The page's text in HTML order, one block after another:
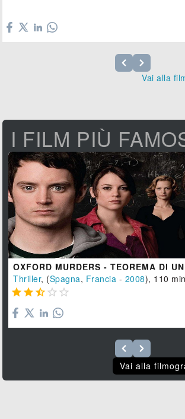
Vai alla
I FILM PIÙ
OXFORD MURDERS - TEOREMA DI
Thriller, (Spagna, Francia - 2008), 110
    
Vai alla